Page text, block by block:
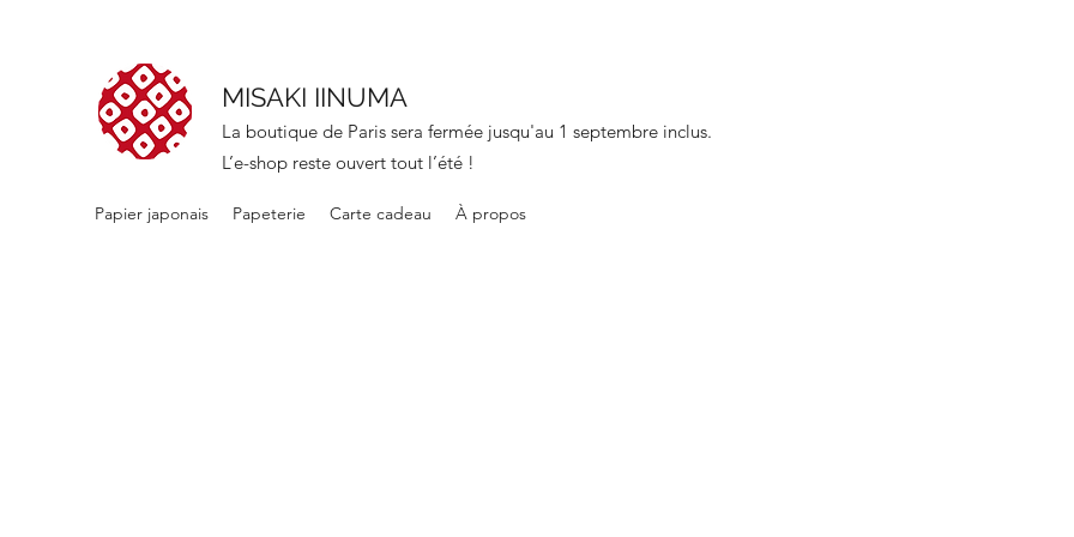
MISAKI IINUMA
La boutique de Paris sera fermée jusqu'au 1 septembre inclus.
L’e-shop reste ouvert tout l’été !
Papier japonais Papeterie Carte cadeau À propos